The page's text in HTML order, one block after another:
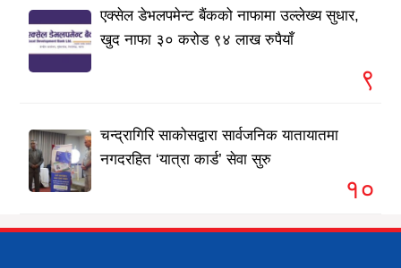
एक्सेल डेभलपमेन्ट बैंकको नाफामा उल्लेख्य सुधार,
खुद नाफा ३० करोड ९४ लाख रुपैयाँ
९
चन्द्रागिरि साकोसद्वारा सार्वजनिक यातायातमा
नगदरहित ‘यात्रा कार्ड’ सेवा सुरु
१०